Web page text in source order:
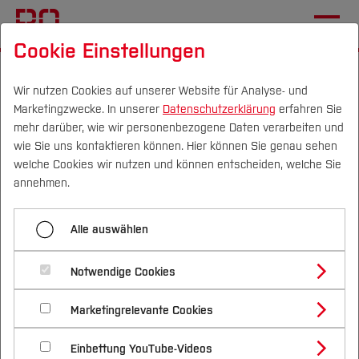
Campus Personen DE|EN Quicklinks
Studium
Studienangebote
Bachelorstudiengänge
Masterstudiengänge
Vor dem Studium
Bewerben & Einschreiben
Bewerbungsportal
Im Studium
Studienbüros und Prüfungen
Nach dem Studium
Forschung & Transfer
Profil
Forschungs- und Transferprofil
Schwerpunkte (FuT)
Beratung & Förderung
Nachhaltigkeit
Nachhaltigkeit studieren
International
Wirtschaft
Menü aufklappen
Bau- und Umweltingenieurwesen
Elektrotechnik und Informatik
Geodäsie
Gesundheitswissenschaften
Stundenplan Fachbereich
Wirtschaft
Für die Studiengänge Bachelor
Betriebswirtschaftslehre, International Business
Cookie Einstellungen
Wir nutzen Cookies auf unserer Website für Analyse- und
Marketingzwecke. In unserer Datenschutzerklärung erfahren Sie
mehr darüber, wie wir personenbezogene Daten verarbeiten und
wie Sie uns kontaktieren können. Hier können Sie genau sehen
welche Cookies wir nutzen und können entscheiden, welche Sie
annehmen.
Alle auswählen
Notwendige Cookies
Marketingrelevante Cookies
Einbettung YouTube-Videos